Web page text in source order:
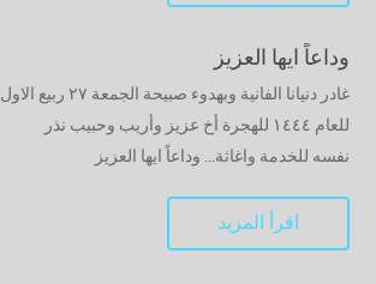
وداعاً ايها العزيز
غادر دنيانا الفانية وبهدوء صبيحة الجمعة ٢٧ ربيع الاول
للعام ١٤٤٤ للهجرة أخ عزيز وأريب وحبيب نذر
نفسه للخدمة واغاثة... وداعاً ايها العزيز
اقرأ المزيد